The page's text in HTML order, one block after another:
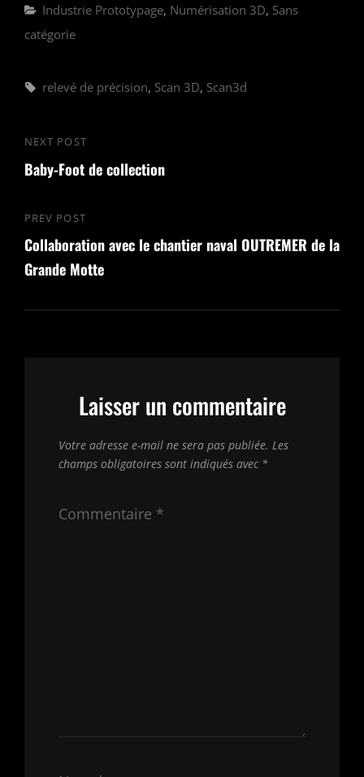
Industrie Prototypage, Numérisation 3D, Sans
catégorie
relevé de précision, Scan 3D, Scan3d
PREV POST
Collaboration avec le chantier naval OUTREMER de la
Grande Motte
NEXT POST
Baby-Foot de collection
Laisser un commentaire
Votre adresse e-mail ne sera pas publiée. Les
champs obligatoires sont indiqués avec *
Commentaire *